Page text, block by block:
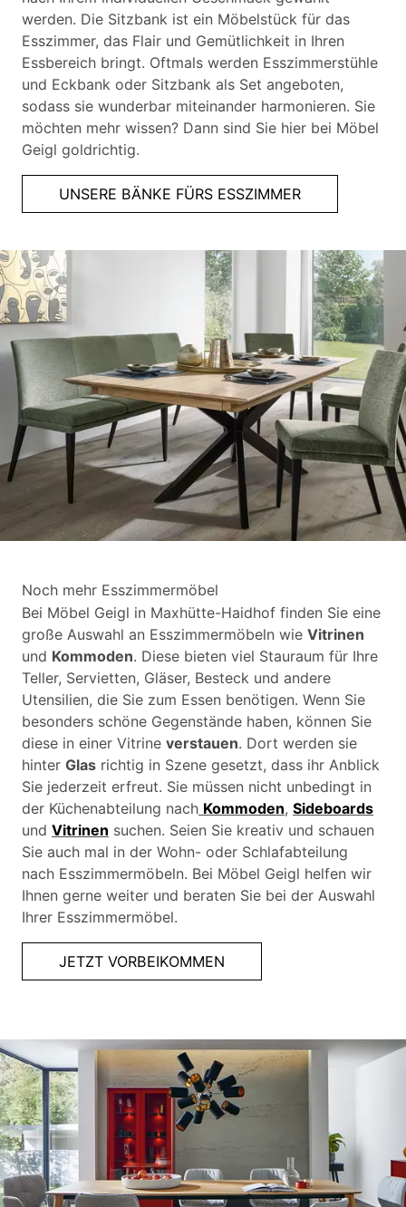
werden. Die Sitzbank ist ein Möbelstück für das
Esszimmer, das Flair und Gemütlichkeit in Ihren
Essbereich bringt. Oftmals werden Esszimmerstühle
und Eckbank oder Sitzbank als Set angeboten,
sodass sie wunderbar miteinander harmonieren. Sie
möchten mehr wissen? Dann sind Sie hier bei Möbel
Geigl goldrichtig.
UNSERE BÄNKE FÜRS ESSZIMMER
Noch mehr Esszimmermöbel
Bei Möbel Geigl in Maxhütte-Haidhof finden Sie eine
große Auswahl an Esszimmermöbeln wie Vitrinen
und Kommoden. Diese bieten viel Stauraum für Ihre
Teller, Servietten, Gläser, Besteck und andere
Utensilien, die Sie zum Essen benötigen. Wenn Sie
besonders schöne Gegenstände haben, können Sie
diese in einer Vitrine verstauen. Dort werden sie
hinter Glas richtig in Szene gesetzt, dass ihr Anblick
Sie jederzeit erfreut. Sie müssen nicht unbedingt in
der Küchenabteilung nach Kommoden, Sideboards
und Vitrinen suchen. Seien Sie kreativ und schauen
Sie auch mal in der Wohn- oder Schlafabteilung
nach Esszimmermöbeln. Bei Möbel Geigl helfen wir
Ihnen gerne weiter und beraten Sie bei der Auswahl
Ihrer Esszimmermöbel.
JETZT VORBEIKOMMEN